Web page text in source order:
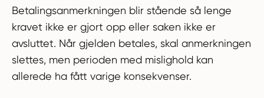
Betalingsanmerkningen blir stående så lenge
kravet ikke er gjort opp eller saken ikke er
avsluttet. Når gjelden betales, skal anmerkningen
slettes, men perioden med mislighold kan
allerede ha fått varige konsekvenser.